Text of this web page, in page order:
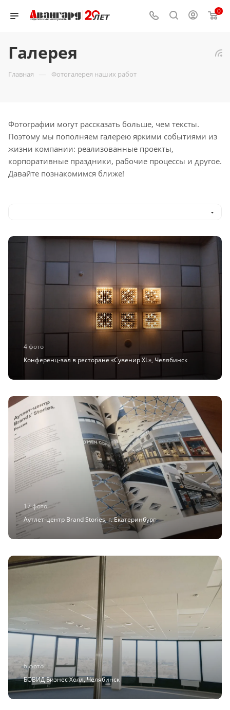
0
Галерея
Главная — Фотогалерея наших работ
Фотографии могут рассказать больше, чем тексты.
Поэтому мы пополняем галерею яркими событиями из
жизни компании: реализованные проекты,
корпоративные праздники, рабочие процессы и другое.
Давайте познакомимся ближе!
4 фото
Конференц-зал в ресторане «Сувенир XL», Челябинск
17 фото
Аутлет-центр Brand Stories, г. Екатеринбург
6 фото
БОВИД Бизнес Холл, Челябинск